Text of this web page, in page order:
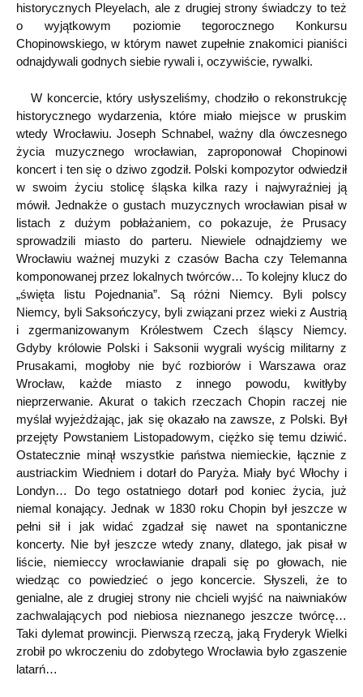
historycznych Pleyelach, ale z drugiej strony świadczy to też
o wyjątkowym poziomie tegorocznego Konkursu
Chopinowskiego, w którym nawet zupełnie znakomici pianiści
odnajdywali godnych siebie rywali i, oczywiście, rywalki.
W koncercie, który usłyszeliśmy, chodziło o rekonstrukcję
historycznego wydarzenia, które miało miejsce w pruskim
wtedy Wrocławiu. Joseph Schnabel, ważny dla ówczesnego
życia muzycznego wrocławian, zaproponował Chopinowi
koncert i ten się o dziwo zgodził. Polski kompozytor odwiedził
w swoim życiu stolicę śląska kilka razy i najwyraźniej ją
mówił. Jednakże o gustach muzycznych wrocławian pisał w
listach z dużym pobłażaniem, co pokazuje, że Prusacy
sprowadzili miasto do parteru. Niewiele odnajdziemy we
Wrocławiu ważnej muzyki z czasów Bacha czy Telemanna
komponowanej przez lokalnych twórców… To kolejny klucz do
„święta listu Pojednania”. Są różni Niemcy. Byli polscy
Niemcy, byli Saksończycy, byli związani przez wieki z Austrią
i zgermanizowanym Królestwem Czech śląscy Niemcy.
Gdyby królowie Polski i Saksonii wygrali wyścig militarny z
Prusakami, mogłoby nie być rozbiorów i Warszawa oraz
Wrocław, każde miasto z innego powodu, kwitłyby
nieprzerwanie. Akurat o takich rzeczach Chopin raczej nie
myślał wyjeżdżając, jak się okazało na zawsze, z Polski. Był
przejęty Powstaniem Listopadowym, ciężko się temu dziwić.
Ostatecznie minął wszystkie państwa niemieckie, łącznie z
austriackim Wiedniem i dotarł do Paryża. Miały być Włochy i
Londyn… Do tego ostatniego dotarł pod koniec życia, już
niemal konający. Jednak w 1830 roku Chopin był jeszcze w
pełni sił i jak widać zgadzał się nawet na spontaniczne
koncerty. Nie był jeszcze wtedy znany, dlatego, jak pisał w
liście, niemieccy wrocławianie drapali się po głowach, nie
wiedząc co powiedzieć o jego koncercie. Słyszeli, że to
genialne, ale z drugiej strony nie chcieli wyjść na naiwniaków
zachwalających pod niebiosa nieznanego jeszcze twórcę…
Taki dylemat prowincji. Pierwszą rzeczą, jaką Fryderyk Wielki
zrobił po wkroczeniu do zdobytego Wrocławia było zgaszenie
latarń…